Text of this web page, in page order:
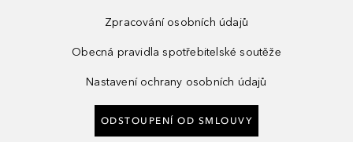
Zpracování osobních údajů
Obecná pravidla spotřebitelské soutěže
Nastavení ochrany osobních údajů
ODSTOUPENÍ OD SMLOUVY